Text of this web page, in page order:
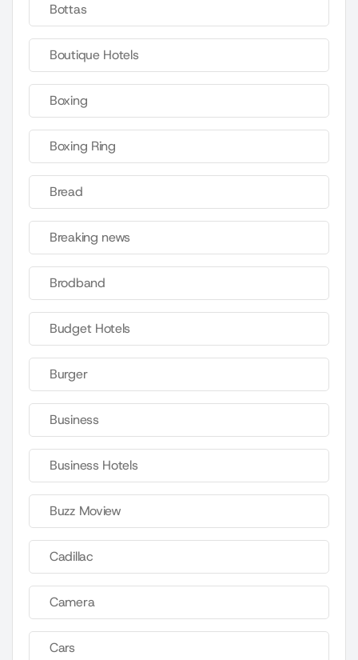
Bottas
Boutique Hotels
Boxing
Boxing Ring
Bread
Breaking news
Brodband
Budget Hotels
Burger
Business
Business Hotels
Buzz Moview
Cadillac
Camera
Cars